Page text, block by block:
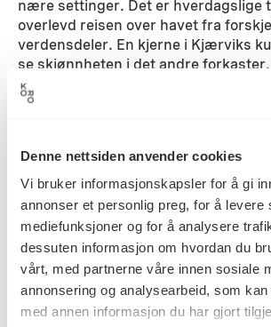
Denne nettsiden anvender cookies
Vi bruker informasjonskapsler for å gi
annonser et personlig preg, for å levere
mediefunksjoner og for å analysere
dessuten informasjon om hvordan du
vårt, med partnerne våre innen sosiale
annonsering og analysearbeid, som
med annen informasjon du har gjort
nære settinger. Det er hverdagslige
overlevd reisen over havet fra
verdensdeler. En kjerne i Kjærviks
se skjønnheten i det andre forkaster.
Detaljer
Datering 2008
Kunstner Halvard Kjærvik
Kategori Fotografi